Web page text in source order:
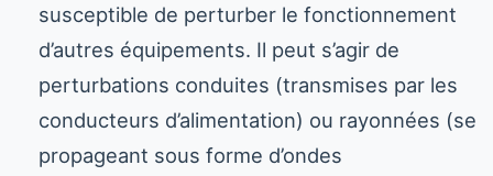
susceptible de perturber le fonctionnement
d’autres équipements. Il peut s’agir de
perturbations conduites (transmises par les
conducteurs d’alimentation) ou rayonnées (se
propageant sous forme d’ondes